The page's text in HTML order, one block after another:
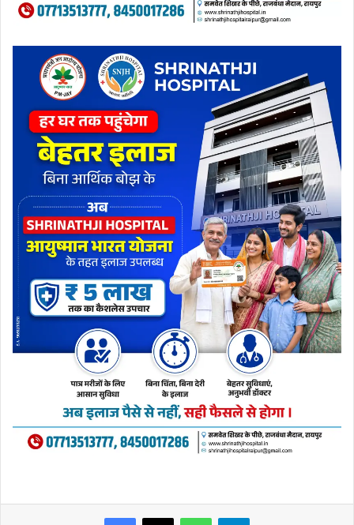
WhatsAppTelegram